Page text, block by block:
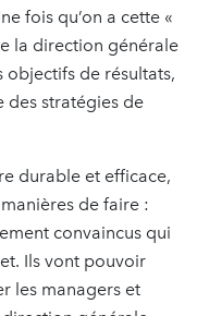
fois qu’on a cette «
la direction générale
objectifs de résultats,
des stratégies de
durable et efficace,
de faire :
convaincus qui
Ils vont pouvoir
les managers et